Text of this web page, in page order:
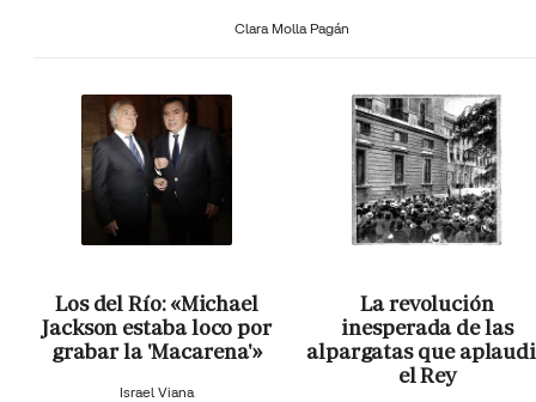
Clara Molla Pagán
Los del Río: «Michael
Jackson estaba loco por
grabar la 'Macarena'»
Israel Viana
La revolución
inesperada de las
alpargatas que
el Rey